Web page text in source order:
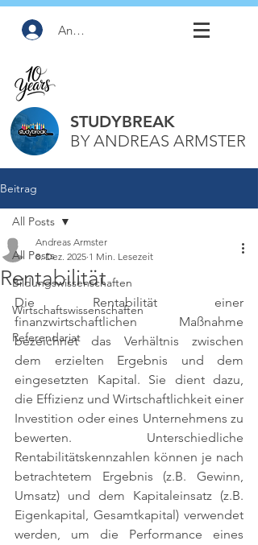
Anmelden
STUDYBREAK
BY ANDREAS ARMSTER
Beitrag
All Posts
Bildungswissenschaften
Wirtschaftswissenschaften
Referendariat
All Posts
Rentabilität
Andreas Armster
8. Dez. 2025 1 Min. Lesezeit
Die Rentabilität einer
finanzwirtschaftlichen Maßnahme
bezeichnet das Verhältnis zwischen
dem erzielten Ergebnis und dem
eingesetzten Kapital. Sie dient dazu,
die Effizienz und Wirtschaftlichkeit einer
Investition oder eines Unternehmens zu
bewerten. Unterschiedliche
Rentabilitätskennzahlen können je nach
betrachtetem Ergebnis (z.B. Gewinn,
Umsatz) und dem Kapitaleinsatz (z.B.
Eigenkapital, Gesamtkapital) verwendet
werden, um die Performance eines